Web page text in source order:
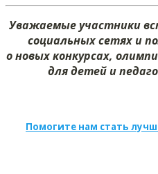
Уважаемые участники
социальных сетях и
о новых конкурсах,
для детей и
Помогите нам стать